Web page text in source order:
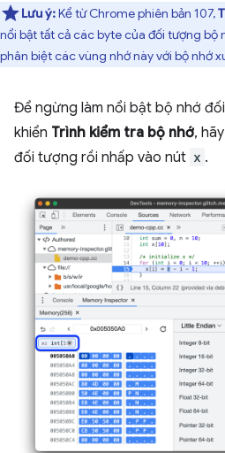
Lưu ý:Kể từ Chrome phiên bản 107,
nổi bật tất cả các byte của đối tượng bộ
phân biệt các vùng nhớ này với bộ nhớ
Để ngừng làm nổi bật bộ nhớ
khiển Trình kiểm tra bộ nhớ,
đối tượng rồi nhấp vào nút x .